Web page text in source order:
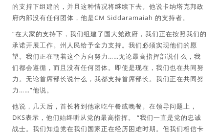
的支持下组建的，并且这种情况将继续下去。他说卡纳塔克邦政
府内部没有任何团体，他是CM Siddaramaiah 的支持者。
“在大家的支持下，我们组建了国大党政府，我们正在按照我们的
承诺开展工作。州人民给予全力支持。我们必须实现他们的愿
望。我们正在朝着这个方向努力……无论最高指挥部说什么，我
们都会遵循，而且没有任何团体。即使是现在，我们也在共同努
力。无论首席部长说什么，我都支持首席部长。我们正在共同努
力……”他说。
他说，几天后，首长将到他家吃午餐或晚餐。在领导问题上，
DKS表示，他们始终听从党的最高指挥。 “我们一直是党的忠诚
战士。我们知道党在我们国家正在经历困难时期。但我们相信卡